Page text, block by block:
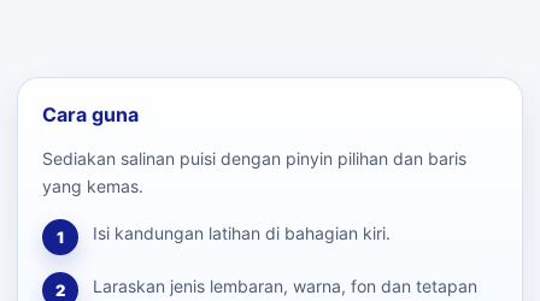
Cara guna
Sediakan salinan puisi dengan pinyin pilihan dan baris
yang kemas.
1 Isi kandungan latihan di bahagian kiri.
2
Laraskan jenis lembaran, warna, fon dan tetapan